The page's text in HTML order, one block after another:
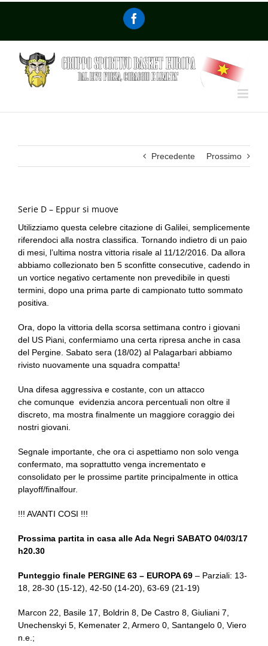
Precedente Prossimo
Serie D – Eppur si muove
Utilizziamo questa celebre citazione di Galilei, semplicemente
riferendoci alla nostra classifica. Tornando indietro di un paio
di mesi, l’ultima nostra vittoria risale al 11/12/2016. Da allora
abbiamo collezionato ben 5 sconfitte consecutive, cadendo in
un vortice negativo certamente non prevedibile in questi
termini, dopo una prima parte di campionato tutto sommato
positiva.
Ora, dopo la vittoria della scorsa settimana contro i giovani
del US Piani, confermiamo una certa ripresa anche in casa
del Pergine. Sabato sera (18/02) al Palagarbari abbiamo
rivisto nuovamente una squadra compatta!
Una difesa aggressiva e costante, con un attacco
che comunque evidenzia ancora percentuali non oltre il
discreto, ma mostra finalmente un maggiore coraggio dei
nostri giovani.
Segnale importante, che ora ci aspettiamo non solo venga
confermato, ma soprattutto venga incrementato e
consolidato per le prossime partite principalmente in ottica
playoff/finalfour.
!!! AVANTI COSI !!!
Prossima partita in casa alle Ada Negri SABATO 04/03/17
h20.30
Punteggio finale PERGINE 63 – EUROPA 69 – Parziali: 13-
18, 28-30 (15-12), 42-50 (14-20), 63-69 (21-19)
Marcon 22, Basile 17, Boldrin 8, De Castro 8, Giuliani 7,
Unechenskyi 5, Kemenater 2, Armero 0, Santangelo 0, Viero
n.e.;